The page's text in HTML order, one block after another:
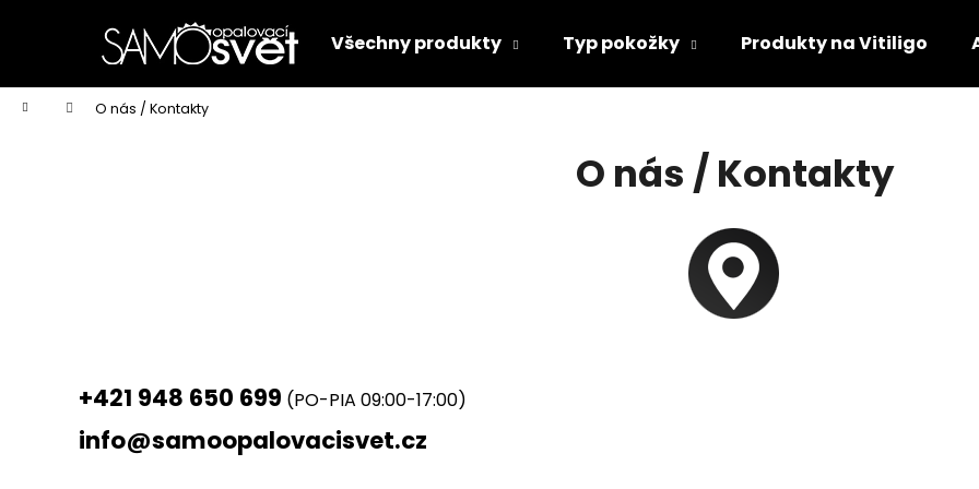
Všechny produkty Typ pokožky Produkty na Vitiligo
Domů O nás / Kontakty
O nás / Kontakty
+421 948 650 699 (PO-PIA 09:00-17:00)
info@samoopalovacisvet.cz
í
Zpět
do
obchodu
Zpět
do
obchodu
Doporučujeme